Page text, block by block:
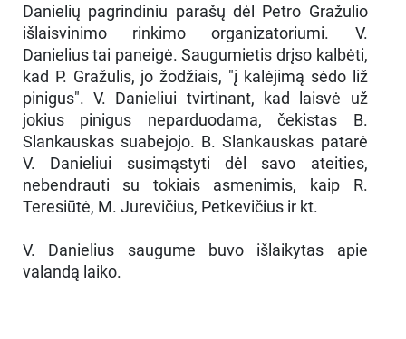
Danielių pagrindiniu parašų dėl Petro Gražulio
išlaisvinimo rinkimo organizatoriumi. V.
Danielius tai paneigė. Saugumietis drįso kalbėti,
kad P. Gražulis, jo žodžiais, "į kalėjimą sėdo liž
pinigus". V. Danieliui tvirtinant, kad laisvė už
jokius pinigus neparduodama, čekistas B.
Slankauskas suabejojo. B. Slankauskas patarė
V. Danieliui susimąstyti dėl savo ateities,
nebendrauti su tokiais asmenimis, kaip R.
Teresiūtė, M. Jurevičius, Petkevičius ir kt.
V. Danielius saugume buvo išlaikytas apie
valandą laiko.